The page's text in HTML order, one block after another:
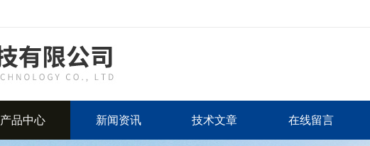
产品中心 新闻资讯 技术文章 在线留言